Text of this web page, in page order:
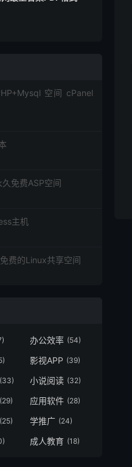
空间 cPanel
免费ASP空间
主机
费的Linux共享空间
办公效率 (54)
影视APP (39)
(33) 小说阅读 (32)
(29) 应用软件 (28)
(25) 学推广 (24)
成人教育 (18)